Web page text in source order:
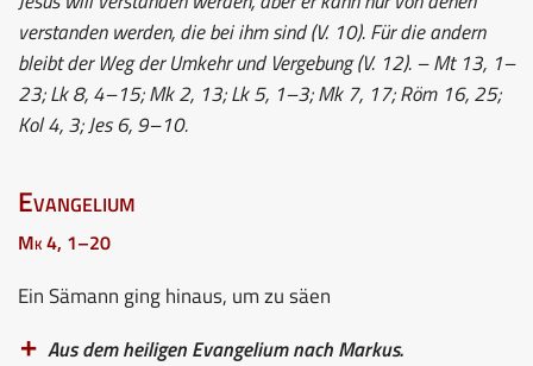
verstanden werden, die bei ihm sind (V. 10). Für die andern
bleibt der Weg der Umkehr und Vergebung (V. 12). – Mt 13, 1–
23; Lk 8, 4–15; Mk 2, 13; Lk 5, 1–3; Mk 7, 17; Röm 16, 25;
Kol 4, 3; Jes 6, 9–10.
Evangelium
Mk 4, 1–20
Ein Sämann ging hinaus, um zu säen
Aus dem heiligen Evangelium nach Markus.